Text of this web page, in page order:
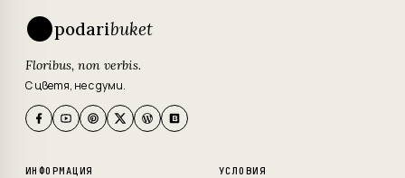
podaribuket
Floribus, non verbis.
С цветя, не с думи.
ИНФОРМАЦИЯ УСЛОВИЯ